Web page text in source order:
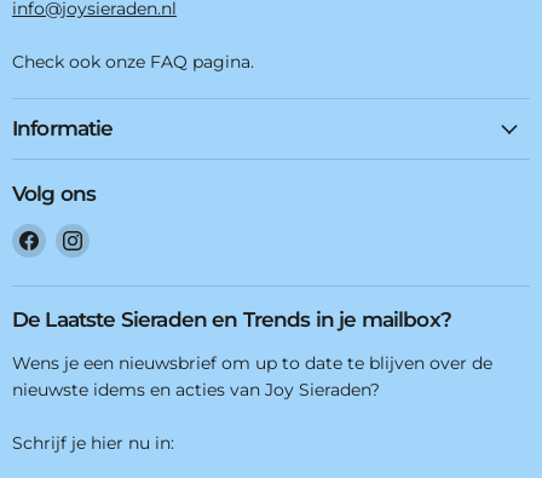
info@joysieraden.nl
Check ook onze FAQ pagina.
Informatie
Volg ons
Vind
ons
op
Facebook
Vind
op
Instagram
De Laatste Sieraden en Trends in je mailbox?
Wens je een nieuwsbrief om up to date te blijven over de
nieuwste idems en acties van Joy Sieraden?
Schrijf je hier nu in: